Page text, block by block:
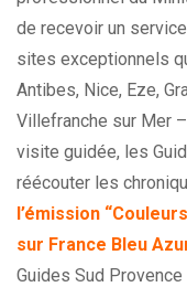
de recevoir un
sites exceptionnels
Antibes, Nice, Eze,
Villefranche sur Mer
visite guidée, les
réécouter les
l’émission
sur France Bleu
Guides Sud Provence